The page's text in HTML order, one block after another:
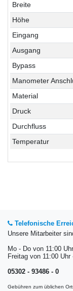
Breite
Höhe
Eingang
Ausgang
Bypass
Manometer
Material
Druck
Durchfluss
Temperatur
Telefonische
Unsere Mitarbeiter
Mo - Do von 11:00
Freitag von 11:00 Uhr
05302 - 93486 - 0
Gebühren zum üblichen